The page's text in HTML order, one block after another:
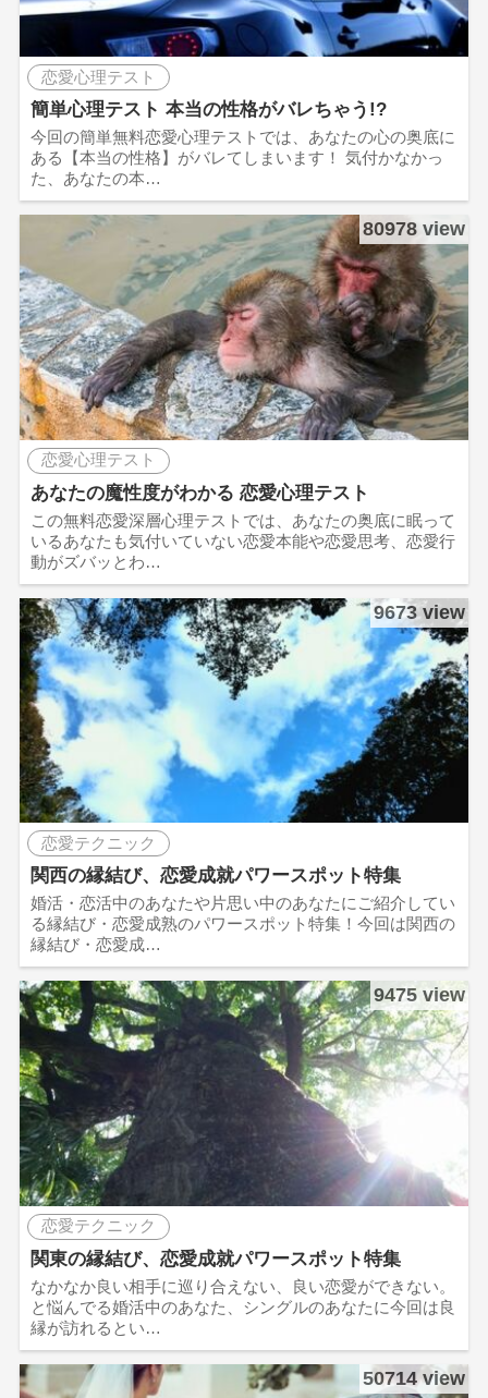
恋愛心理テスト
簡単心理テスト 本当の性格がバレちゃう!?
今回の簡単無料恋愛心理テストでは、あなたの心の奥底に
ある【本当の性格】がバレてしまいます！ 気付かなかっ
た、あなたの本…
80978 view
恋愛心理テスト
あなたの魔性度がわかる 恋愛心理テスト
この無料恋愛深層心理テストでは、あなたの奥底に眠って
いるあなたも気付いていない恋愛本能や恋愛思考、恋愛行
動がズバッとわ…
9673 view
恋愛テクニック
関西の縁結び、恋愛成就パワースポット特集
婚活・恋活中のあなたや片思い中のあなたにご紹介してい
る縁結び・恋愛成熟のパワースポット特集！今回は関西の
縁結び・恋愛成…
9475 view
恋愛テクニック
関東の縁結び、恋愛成就パワースポット特集
なかなか良い相手に巡り合えない、良い恋愛ができない。
と悩んでる婚活中のあなた、シングルのあなたに今回は良
縁が訪れるとい…
50714 view